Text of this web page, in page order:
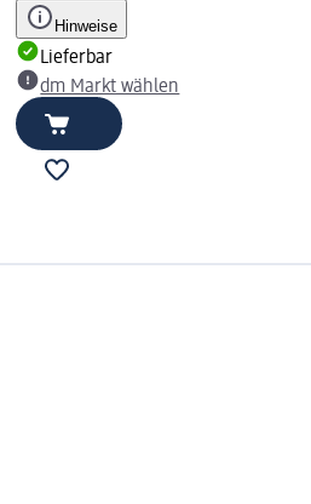
Hinweise
Lieferbar
dm Markt wählen